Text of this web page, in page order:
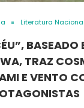
Literatura Nacional
BASEADO
TRAZ
E VENTO